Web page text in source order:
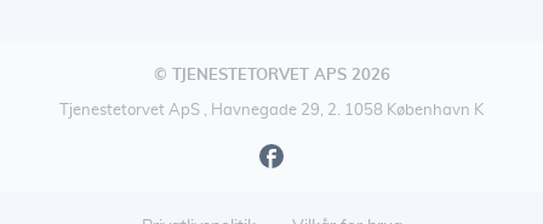
© TJENESTETORVET APS 2026
Tjenestetorvet ApS , Havnegade 29, 2. 1058 København K